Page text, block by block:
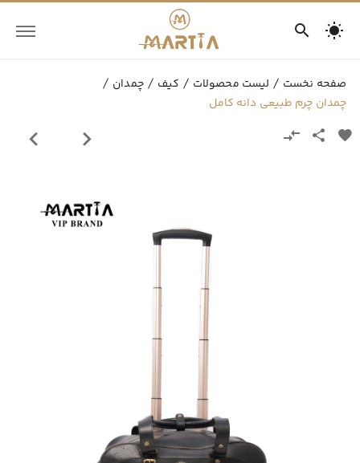
صفحه نخست لیست محصولات کیف
چمدان
چمدان چرم طبیعی دانه کامل